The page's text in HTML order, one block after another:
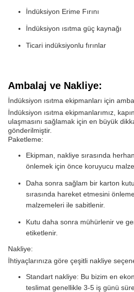
İndüksiyon Erime Fırını
İndüksiyon ısıtma güç kaynağı
Ticari indüksiyonlu fırınlar
Ambalaj ve Nakliye:
İndüksiyon ısıtma ekipmanları için
İndüksiyon ısıtma ekipmanlarımız,
ulaşmasını sağlamak için en büyük
gönderilmiştir.
Paketleme:
Ekipman, nakliye sırasında
önlemek için önce koruyucu
Daha sonra sağlam bir karton
sırasında hareket etmesini
malzemeleri ile sabitlenir.
Kutu daha sonra mühürlenir ve
etiketlenir.
Nakliye:
İhtiyaçlarınıza göre çeşitli nakliye
Standart nakliye: Bu bizim en
teslimat genellikle 3-5 iş günü